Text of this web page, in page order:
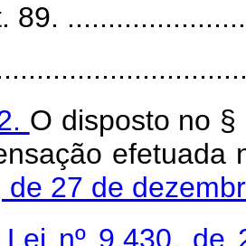
89.
O disposto no
efetuada
de 27 de
Lei nº 9.430, de